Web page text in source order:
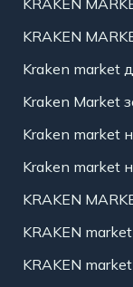
KRAKEN
KRAKEN
Kraken market
Kraken Market
Kraken market
Kraken market
KRAKEN
KRAKEN
KRAKEN